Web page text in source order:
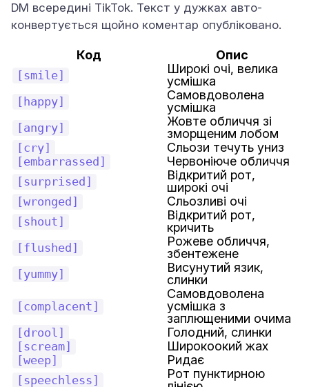
DM всередині TikTok. Текст у дужках авто-
конвертується щойно коментар опубліковано.
Код Опис
[smile]
Широкі очі, велика
усмішка
[happy]
Самовдоволена
усмішка
[angry]
Жовте обличчя зі
зморщеним лобом
[cry] Сльози течуть униз
[embarrassed] Червоніюче обличчя
[surprised]
Відкритий рот,
широкі очі
[wronged] Сльозливі очі
[shout]
Відкритий рот,
кричить
[flushed]
Рожеве обличчя,
збентежене
[yummy]
Висунутий язик,
слинки
[complacent]
Самовдоволена
усмішка з
заплющеними очима
[drool] Голодний, слинки
[scream] Широкоокий жах
[weep] Ридає
[speechless]
Рот пунктирною